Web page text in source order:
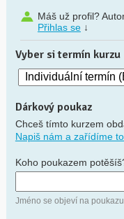
Máš už profil?
Přihlas se↓
Vyber si termín kurzu
Dárkový poukaz
Chceš tímto kurzem
Napiš nám a zařídíme
Koho poukazem
Jméno se objeví na